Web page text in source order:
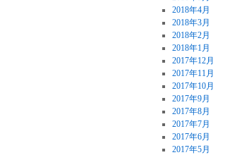
2018年4月
2018年3月
2018年2月
2018年1月
2017年12月
2017年11月
2017年10月
2017年9月
2017年8月
2017年7月
2017年6月
2017年5月